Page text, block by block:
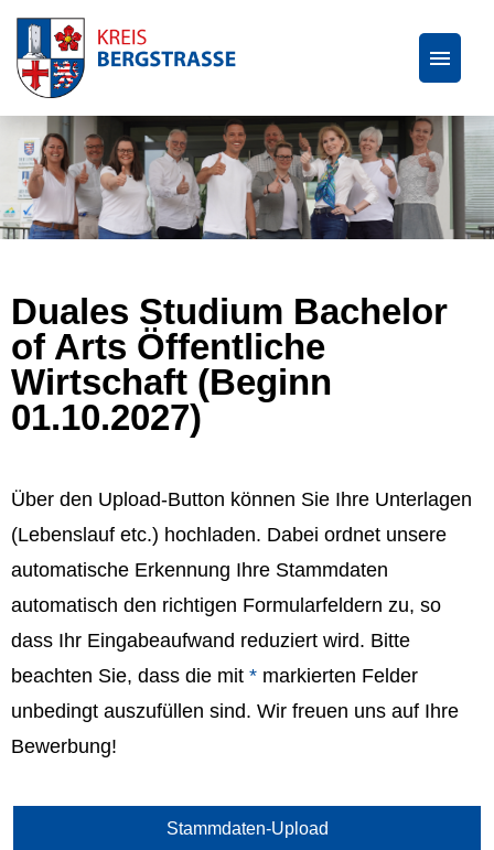
Wir als Arbeitgeber
Ausbildung und duales Studium
Duales Studium Bachelor
of Arts Öffentliche
Wirtschaft (Beginn
01.10.2027)
Über den Upload-Button können Sie Ihre Unterlagen
(Lebenslauf etc.) hochladen. Dabei ordnet unsere
automatische Erkennung Ihre Stammdaten
automatisch den richtigen Formularfeldern zu, so
dass Ihr Eingabeaufwand reduziert wird. Bitte
beachten Sie, dass die mit * markierten Felder
unbedingt auszufüllen sind. Wir freuen uns auf Ihre
Bewerbung!
Stammdaten-Upload